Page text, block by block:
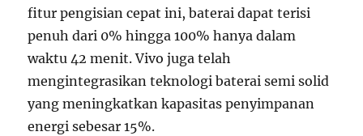
fitur pengisian cepat ini, baterai dapat terisi
penuh dari 0% hingga 100% hanya dalam
waktu 42 menit. Vivo juga telah
mengintegrasikan teknologi baterai semi solid
yang meningkatkan kapasitas penyimpanan
energi sebesar 15%.